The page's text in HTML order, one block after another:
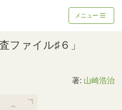
メニュー
ファイル♯６」
著: 山崎浩治